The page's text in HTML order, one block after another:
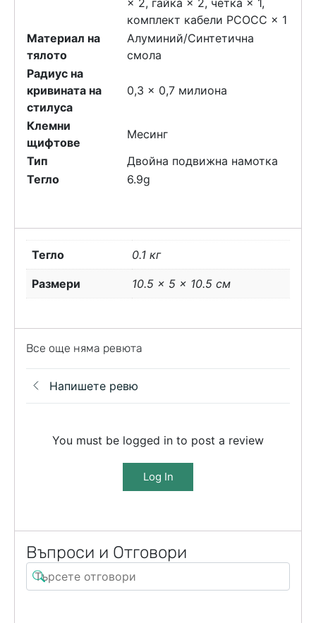
× 2, гайка × 2, четка × 1,
комплект кабели PCOCC × 1
Материал на
тялото
Алуминий/Синтетична
смола
Радиус на
кривината на
стилуса
0,3 x 0,7 милиона
Клемни
щифтове
Месинг
Тип
Двойна подвижна намотка
Тегло
6.9g
Тегло 0.1 кг
Размери 10.5 × 5 × 10.5 см
Все още няма ревюта
Напишете ревю
You must be logged in to post a review
Log In
Въпроси и Отговори